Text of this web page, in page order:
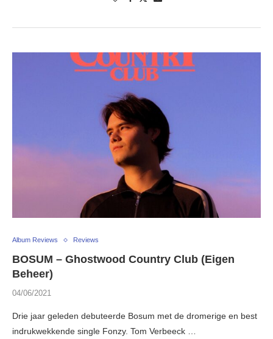
Album Reviews Reviews
BOSUM – Ghostwood Country Club (Eigen
Beheer)
04/06/2021
Drie jaar geleden debuteerde Bosum met de dromerige en best
indrukwekkende single Fonzy. Tom Verbeeck …